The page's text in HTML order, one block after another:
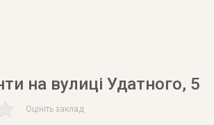
на вулиці Удатного, 5
Оцініть заклад